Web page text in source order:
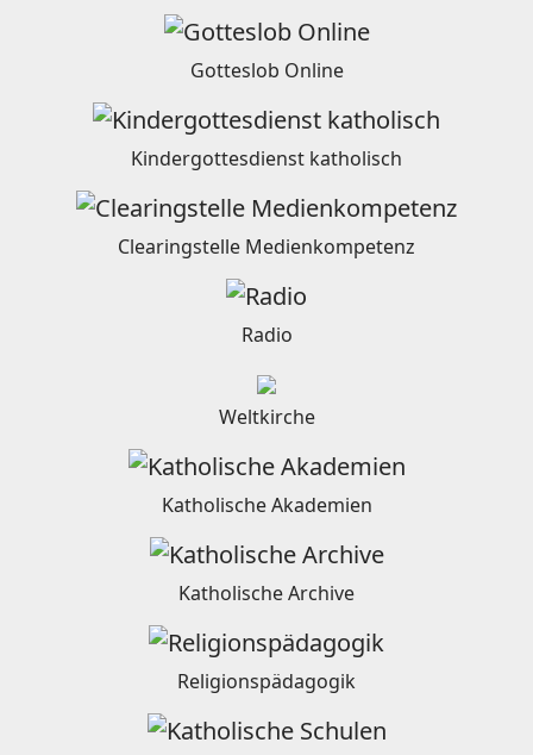
Gotteslob Online
Kindergottesdienst katholisch
Clearingstelle Medienkompetenz
Radio
Weltkirche
Katholische Akademien
Katholische Archive
Religionspädagogik